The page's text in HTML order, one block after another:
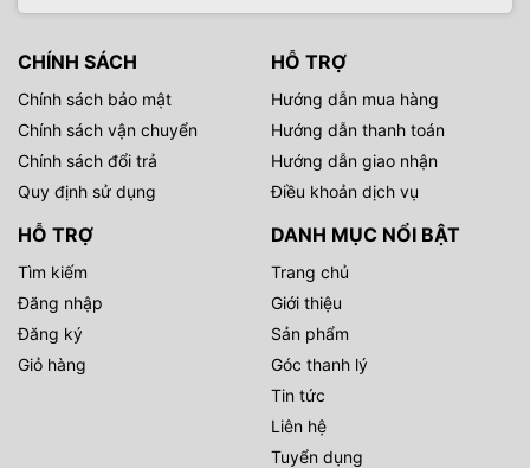
CHÍNH SÁCH
Chính sách bảo mật
Chính sách vận chuyển
Chính sách đổi trả
Quy định sử dụng
HỖ TRỢ
Hướng dẫn mua hàng
Hướng dẫn thanh toán
Hướng dẫn giao nhận
Điều khoản dịch vụ
HỖ TRỢ
Tìm kiếm
Đăng nhập
Đăng ký
Giỏ hàng
DANH MỤC NỔI BẬT
Trang chủ
Giới thiệu
Sản phẩm
Góc thanh lý
Tin tức
Liên hệ
Tuyển dụng